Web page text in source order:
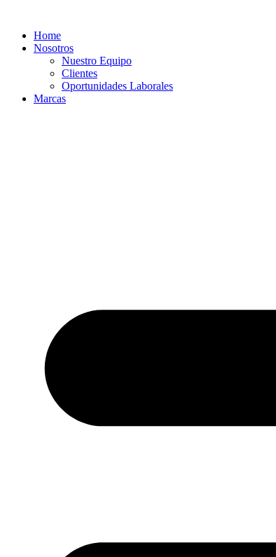
contenidoHome
Nosotros
Nuestro Equipo
Clientes
Oportunidades Laborales
Marcas